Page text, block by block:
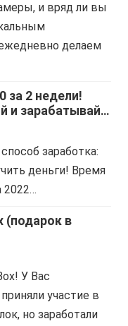
и вряд ли вы
делаем
за 2 недели!
и зарабатывай»
заработка:
деньги! Время
2022…
(подарок в
У Вас
участие в
но заработали